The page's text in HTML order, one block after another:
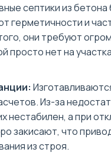
септики из
герметичности и
они требуют
просто нет на
Из-за
нестабилен, а при
закисают, что
из строя.